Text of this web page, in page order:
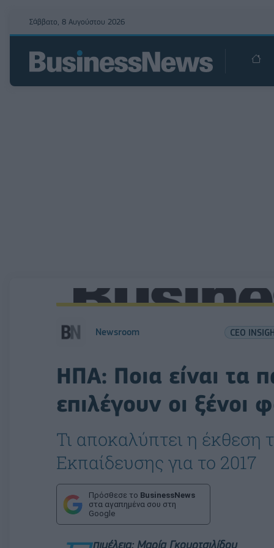
Σάββατο, 8 Αυγούστου 2026
Newsroom CEO
ΗΠΑ: Ποια είναι τα
επιλέγουν οι ξένοι
Τι αποκαλύπτει η έκθεση
Εκπαίδευσης για το 2017
Πρόσθεσε το BusinessNews
στα αγαπημένα σου στη
Google
πιμέλεια: Μαρία Γκουρτσιλίδου